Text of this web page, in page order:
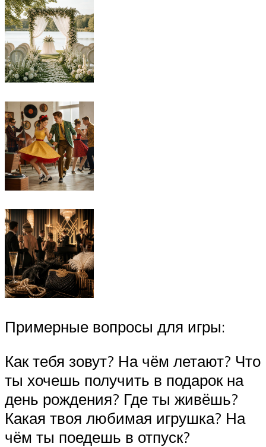
Примерные вопросы для игры:
Как тебя зовут? На чём летают? Что
ты хочешь получить в подарок на
день рождения? Где ты живёшь?
Какая твоя любимая игрушка? На
чём ты поедешь в отпуск?